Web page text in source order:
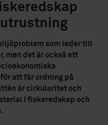
som leder till
men det är också ett
att får ordning på
är cirkularitet och
i fiskeredskap och